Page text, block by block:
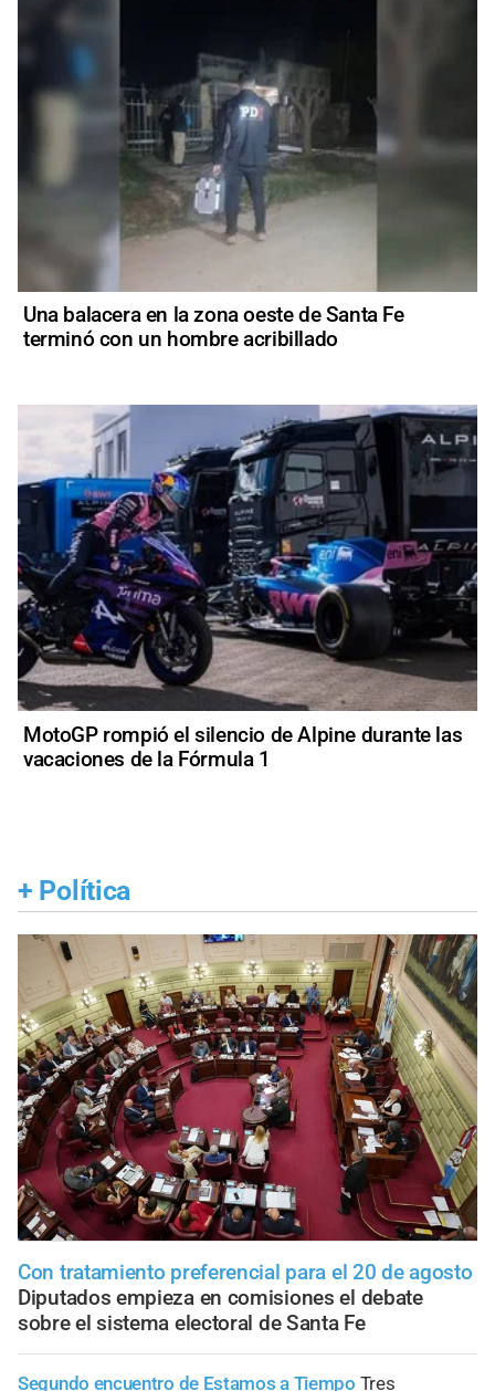
Una balacera en la zona oeste de Santa Fe
terminó con un hombre acribillado
MotoGP rompió el silencio de Alpine durante las
vacaciones de la Fórmula 1
+ Política
Con tratamiento preferencial para el 20 de agosto
Diputados empieza en comisiones el debate
sobre el sistema electoral de Santa Fe
Segundo encuentro de Estamos a Tiempo Tres